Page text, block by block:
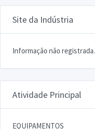
Site da Indústria
Informação não registrada.
Atividade Principal
EQUIPAMENTOS